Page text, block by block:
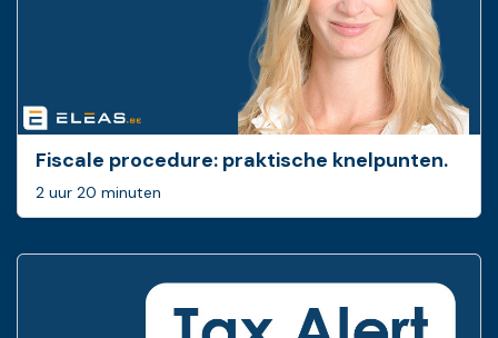
Fiscale procedure: ­praktische knelpunten.
2 uur 20 minuten